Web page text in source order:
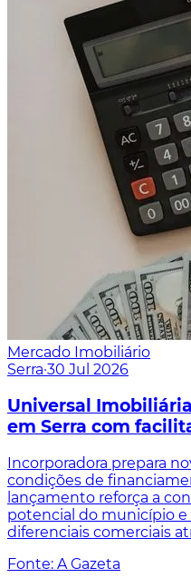
Mercado Imobiliário
Serra·30 Jul 2026
Universal
em Serra com
Incorporadora prepara
condições de
lançamento reforça a
potencial do município
diferenciais comerciais
Fonte: A Gazeta